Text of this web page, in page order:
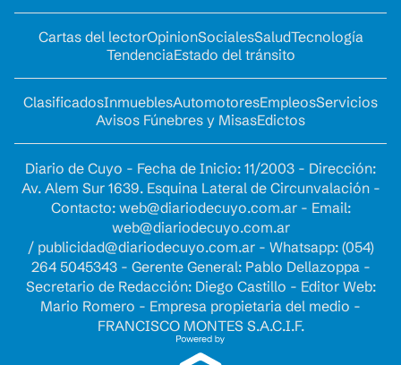
Cartas del lectorOpinionSocialesSaludTecnología
TendenciaEstado del tránsito
ClasificadosInmueblesAutomotoresEmpleosServicios
Avisos Fúnebres y MisasEdictos
Diario de Cuyo - Fecha de Inicio: 11/2003 - Dirección:
Av. Alem Sur 1639. Esquina Lateral de Circunvalación -
Contacto: web@diariodecuyo.com.ar- Email:
web@diariodecuyo.com.ar
/ publicidad@diariodecuyo.com.ar- Whatsapp: (054)
264 5045343 - Gerente General: Pablo Dellazoppa -
Secretario de Redacción: Diego Castillo - Editor Web:
Mario Romero - Empresa propietaria del medio -
FRANCISCO MONTES S.A.C.I.F.